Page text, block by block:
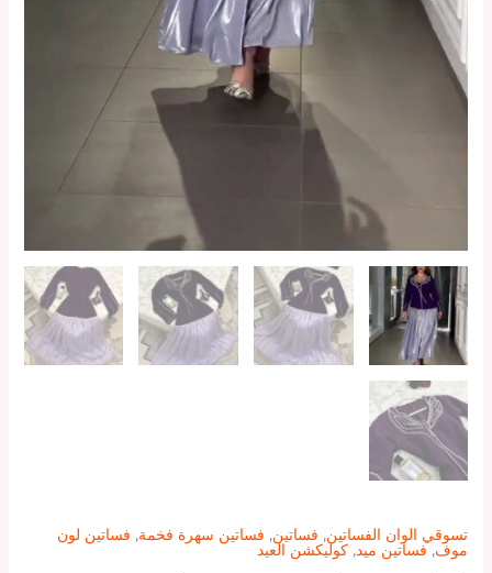
تسوقي الوان الفساتين, فساتين, فساتين سهرة فخمة, فساتين لون
موف,فساتين ميد, كوليكشن العيد